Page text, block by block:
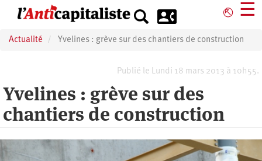
principal
⎋ ☰
Actualité Yvelines : grève sur des chantiers de construction
Publié le Lundi 18 mars 2013 à 10h55.
Yvelines : grève sur des
chantiers de construction